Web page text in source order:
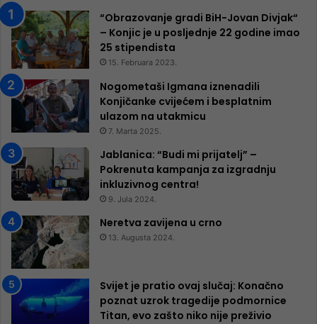
“Obrazovanje gradi BiH-Jovan Divjak“
– Konjic je u posljednje 22 godine imao
25 ​​stipendista
15. Februara 2023.
Nogometaši Igmana iznenadili
Konjičanke cvijećem i besplatnim
ulazom na utakmicu
7. Marta 2025.
Jablanica: “Budi mi prijatelj” –
Pokrenuta kampanja za izgradnju
inkluzivnog centra!
9. Jula 2024.
Neretva zavijena u crno
13. Augusta 2024.
Svijet je pratio ovaj slučaj: Konačno
poznat uzrok tragedije podmornice
Titan, evo zašto niko nije preživio